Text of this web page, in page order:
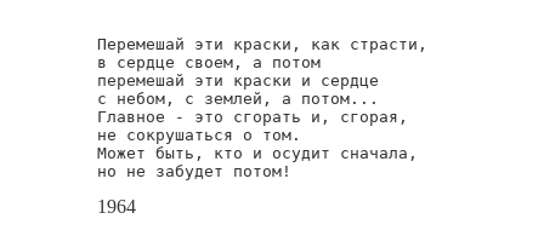
Перемешай эти краски, как страсти,
в сердце своем, а потом
перемешай эти краски и сердце
с небом, с землей, а потом...
Главное - это сгорать и, сгорая,
не сокрушаться о том.
Может быть, кто и осудит сначала,
но не забудет потом!
1964